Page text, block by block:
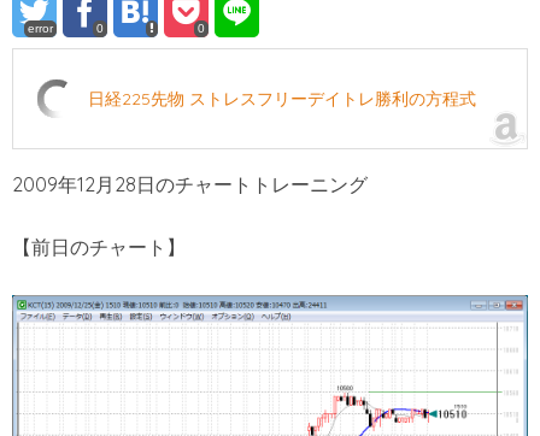
error 0 0
日経225先物 ストレスフリーデイトレ勝利の方程式
2009年12月28日のチャートトレーニング
【前日のチャート】